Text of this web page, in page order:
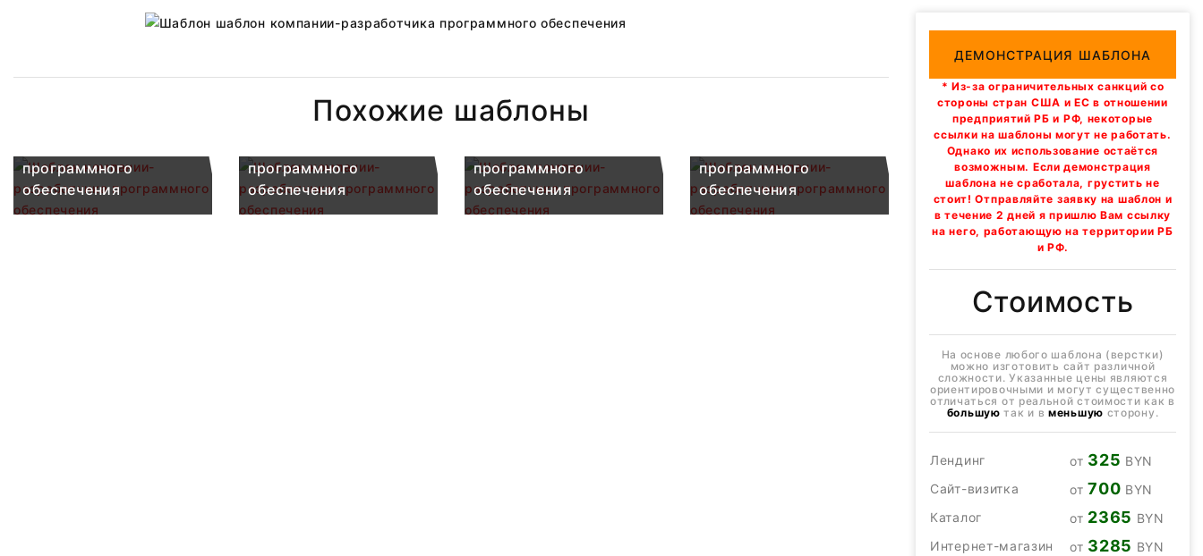
Похожие шаблоны
программного
обеспечения
Шаблон компании-
программного
обеспечения
Шаблон компании-
программного
обеспечения
программного
обеспечения
ДЕМОНСТРАЦИЯ ШАБЛОНА
* Из-за ограничительных санкций со
стороны стран США и ЕС в отношении
предприятий РБ и РФ, некоторые
ссылки на шаблоны могут не работать.
Однако их использование остаётся
возможным. Если демонстрация
шаблона не сработала, грустить не
стоит! Отправляйте заявку на шаблон и
в течение 2 дней я пришлю Вам ссылку
на него, работающую на территории РБ
и РФ.
Стоимость
На основе любого шаблона (верстки)
можно изготовить сайт различной
сложности. Указанные цены являются
ориентировочными и могут существенно
отличаться от реальной стоимости как в
большую так и в меньшую сторону.
Лендинг от 325 BYN
Сайт-визитка
от700 BYN
Каталог
от 2365 BYN
Интернет-магазин
от 3285 BYN